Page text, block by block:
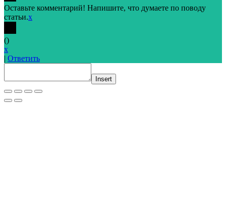
Оставьте комментарий! Напишите, что думаете по поводу
статьи.x
()
x
| Ответить
Insert